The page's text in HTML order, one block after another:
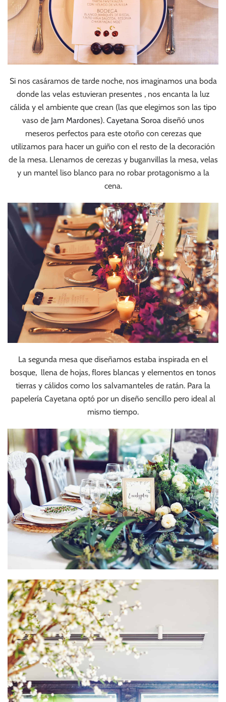
Si nos casáramos de tarde noche, nos imaginamos una boda
donde las velas estuvieran presentes , nos encanta la luz
cálida y el ambiente que crean (las que elegimos son las tipo
vaso deJam Mardones).Cayetana Soroa diseñó unos
meseros perfectos para este otoño con cerezas que
utilizamos para hacer un guiño con el resto de la decoración
de la mesa. Llenamos de cerezas y buganvillas la mesa, velas
y un mantel liso blanco para no robar protagonismo a la
cena.
La segunda mesa que diseñamos estaba inspirada en el
bosque, llena de hojas, flores blancas y elementos en tonos
tierras y cálidos como los salvamanteles de ratán. Para la
papelería Cayetana optó por un diseño sencillo pero ideal al
mismo tiempo.